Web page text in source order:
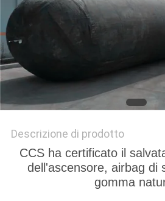
Descrizione di prodotto
CCS ha certificato il
dell'ascensore, airbag di
gomma